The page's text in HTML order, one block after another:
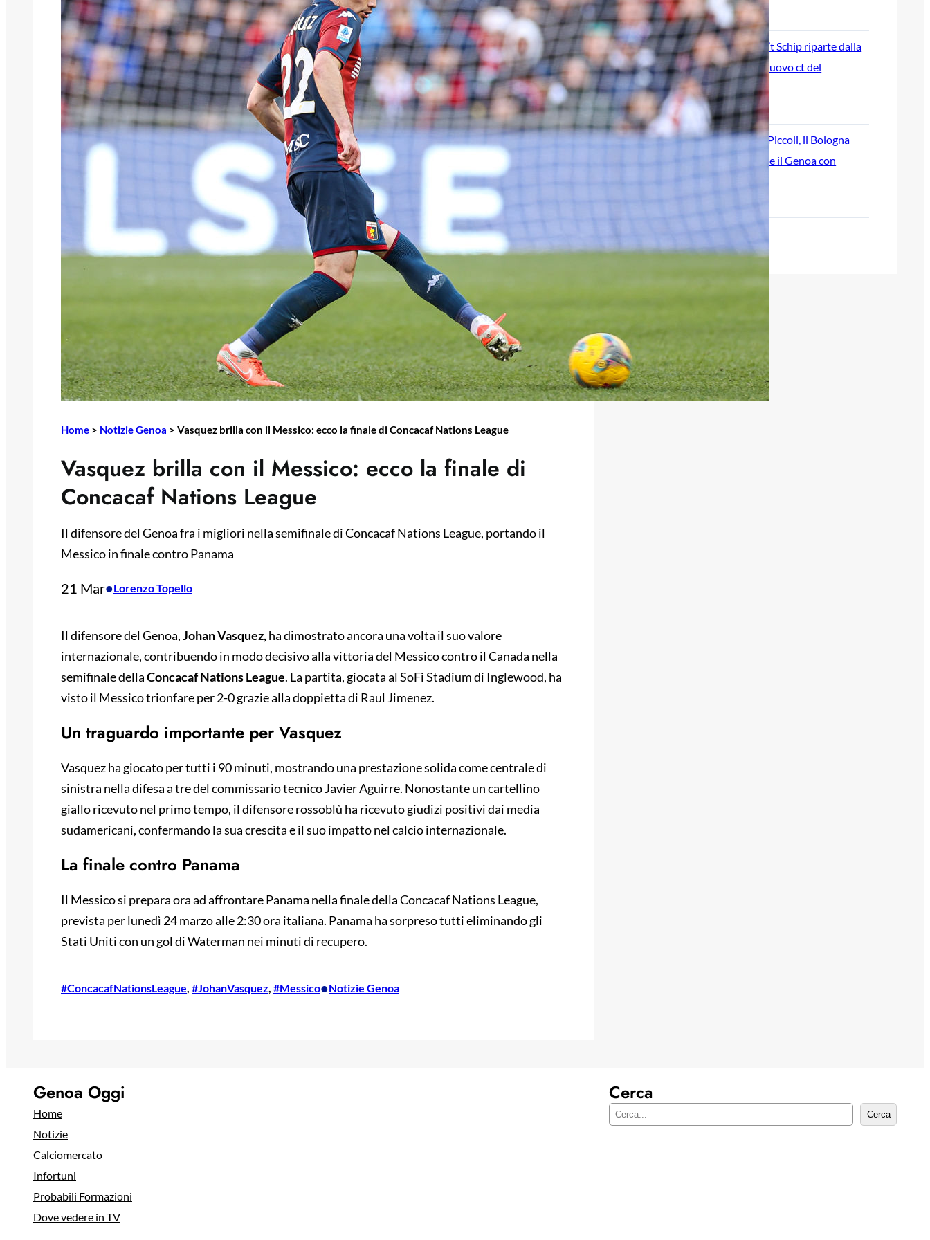
Home > Notizie Genoa > Vasquez brilla con il Messico: ecco la finale di Concacaf Nations League
Vasquez brilla con il Messico: ecco la finale di
Concacaf Nations League
Il difensore del Genoa fra i migliori nella semifinale di Concacaf Nations League, portando il
Messico in finale contro Panama
21 Mar•Lorenzo Topello
Il difensore del Genoa,Johan Vasquez,ha dimostrato ancora una volta il suo valore
internazionale, contribuendo in modo decisivo alla vittoria del Messico contro il Canada nella
semifinale dellaConcacaf Nations League. La partita, giocata al SoFi Stadium di Inglewood, ha
visto il Messico trionfare per 2-0 grazie alla doppietta di Raul Jimenez.
Un traguardo importante per Vasquez
Vasquez ha giocato per tutti i 90 minuti, mostrando una prestazione solida come centrale di
sinistra nella difesa a tre del commissario tecnico Javier Aguirre. Nonostante un cartellino
giallo ricevuto nel primo tempo, il difensore rossoblù ha ricevuto giudizi positivi dai media
sudamericani, confermando la sua crescita e il suo impatto nel calcio internazionale.
La finale contro Panama
Il Messico si prepara ora ad affrontare Panama nella finale della Concacaf Nations League,
prevista per lunedì 24 marzo alle 2:30 ora italiana. Panama ha sorpreso tutti eliminando gli
Stati Uniti con un gol di Waterman nei minuti di recupero.
#ConcacafNationsLeague, #JohanVasquez, #Messico•Notizie Genoa
7 Agosto 2026
Genoa, l’ex van ’t Schip riparte dalla
Nazionale: è il nuovo ct del
Kazakistan
7 Agosto 2026
Corsa a tre per Piccoli, il Bologna
prova a superare il Genoa con
un’offerta definitiva
Genoa Oggi
Home
Notizie
Calciomercato
Infortuni
Probabili Formazioni
Dove vedere in TV
Cerca
C
Cerca